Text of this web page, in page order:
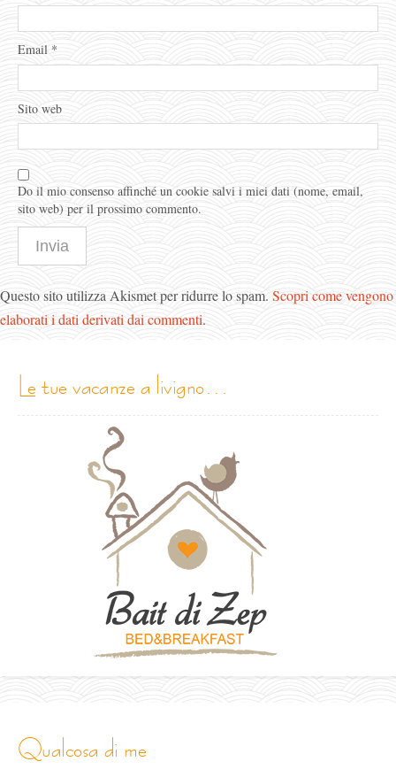
Email *
Sito web
Do il mio consenso affinché un cookie salvi i miei dati (nome, email,
sito web) per il prossimo commento.
Questo sito utilizza Akismet per ridurre lo spam. Scopri come vengono
elaborati i dati derivati dai commenti.
le tue vacanze a livigno…
qualcosa di me